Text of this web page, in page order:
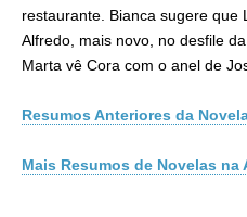
restaurante. Bianca sugere que
Alfredo, mais novo, no desfile
Marta vê Cora com o anel de
Resumos Anteriores da
Mais Resumos de Novelas na